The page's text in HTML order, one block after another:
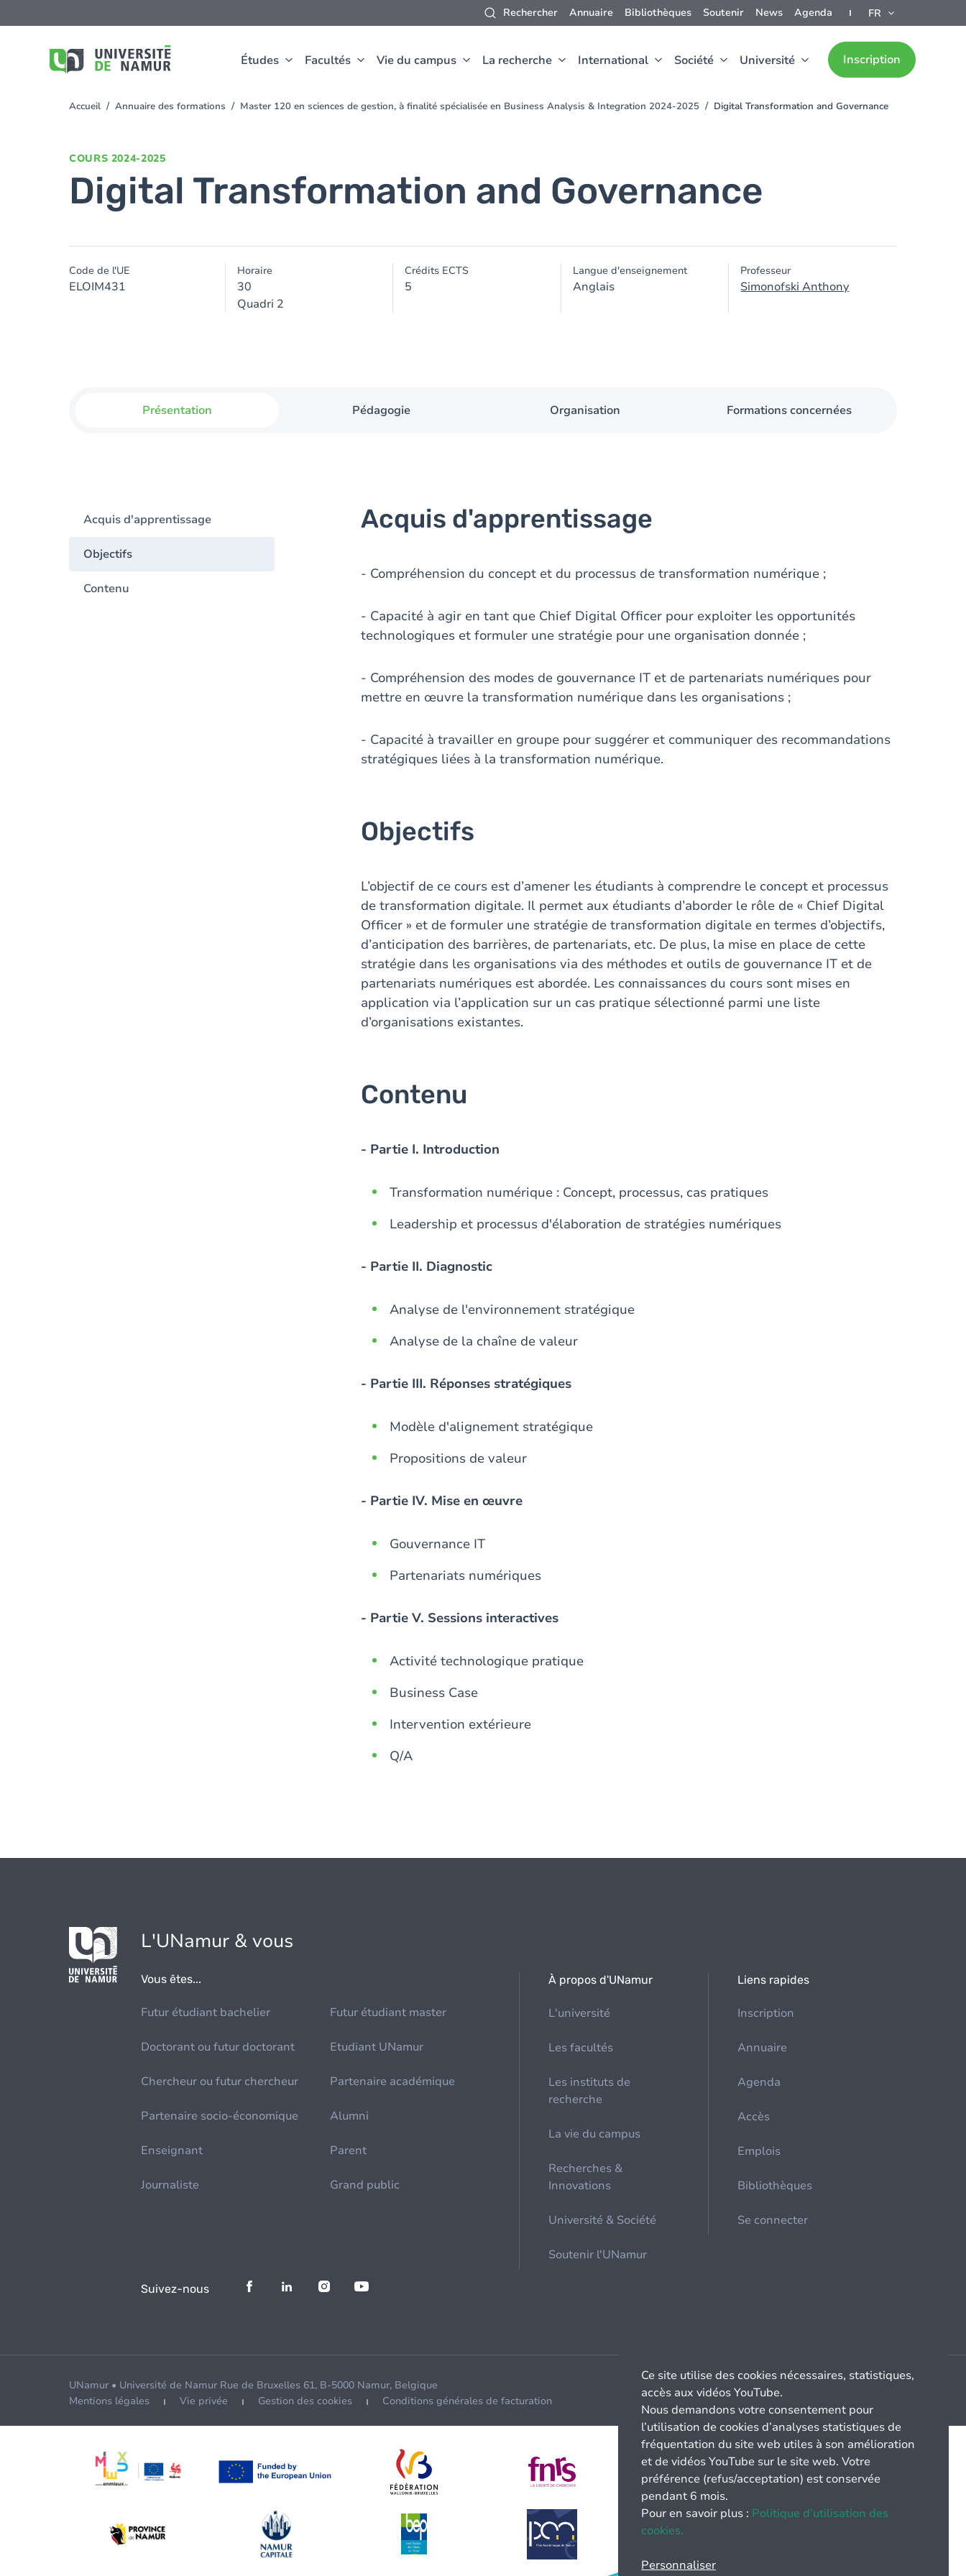
Rechercher Annuaire Bibliothèques Soutenir News Agenda FR
Études Facultés Vie du campus La recherche International Société Université Inscription
au
You
Accueil Annuaire des formations Master 120 en sciences de gestion, à finalité spécialisée en Business Analysis & Integration 2024-2025 Digital Transformation and Governance
COURS 2024-2025
Digital Transformation and Governance
Code de l'UE
ELOIM431
Horaire
30
Quadri 2
Crédits ECTS
5
Langue d'enseignement
Anglais
Professeur
Simonofski Anthony
Présentation Pédagogie Organisation Formations concernées
Acquis d'apprentissage
Objectifs
Contenu
Acquis d'apprentissage
- Compréhension du concept et du processus de transformation numérique ;
- Capacité à agir en tant que Chief Digital Officer pour exploiter les opportunités
technologiques et formuler une stratégie pour une organisation donnée ;
- Compréhension des modes de gouvernance IT et de partenariats numériques pour
mettre en œuvre la transformation numérique dans les organisations ;
- Capacité à travailler en groupe pour suggérer et communiquer des recommandations
stratégiques liées à la transformation numérique.
Objectifs
L’objectif de ce cours est d’amener les étudiants à comprendre le concept et processus
de transformation digitale. Il permet aux étudiants d’aborder le rôle de « Chief Digital
Officer » et de formuler une stratégie de transformation digitale en termes d’objectifs,
d’anticipation des barrières, de partenariats, etc. De plus, la mise en place de cette
stratégie dans les organisations via des méthodes et outils de gouvernance IT et de
partenariats numériques est abordée. Les connaissances du cours sont mises en
application via l’application sur un cas pratique sélectionné parmi une liste
d’organisations existantes.
Contenu
- Partie I. Introduction
Transformation numérique : Concept, processus, cas pratiques
Leadership et processus d'élaboration de stratégies numériques
- Partie II. Diagnostic
Analyse de l'environnement stratégique
Analyse de la chaîne de valeur
- Partie III. Réponses stratégiques
Modèle d'alignement stratégique
Propositions de valeur
- Partie IV. Mise en œuvre
Gouvernance IT
Partenariats numériques
- Partie V. Sessions interactives
Activité technologique pratique
Business Case
Intervention extérieure
Q/A
L'UNamur & vous
Vous êtes...
Futur étudiant bachelier Futur étudiant master
Doctorant ou futur doctorant Etudiant UNamur
Chercheur ou futur chercheur Partenaire académique
Partenaire socio-économique Alumni
Enseignant Parent
Journaliste Grand public
À propos d'UNamur
L'université
Les facultés
Les instituts de
recherche
La vie du campus
Recherches &
Innovations
Université & Société
Soutenir l'UNamur
Liens rapides
Inscription
Annuaire
Agenda
Accès
Emplois
Bibliothèques
Se connecter
Suivez-nous
UNamur • Université de Namur Rue de Bruxelles 61, B-5000 Namur, Belgique
Mentions légales
Vie privée Gestion des cookies Conditions générales de facturation
Ce site utilise des cookies nécessaires, statistiques,
accès aux vidéos YouTube.
Nous demandons votre consentement pour
l’utilisation de cookies d’analyses statistiques de
fréquentation du site web utiles à son amélioration
et de vidéos YouTube sur le site web. Votre
préférence (refus/acceptation) est conservée
pendant 6 mois.
Pour en savoir plus : Politique d’utilisation des
cookies.
Personnaliser